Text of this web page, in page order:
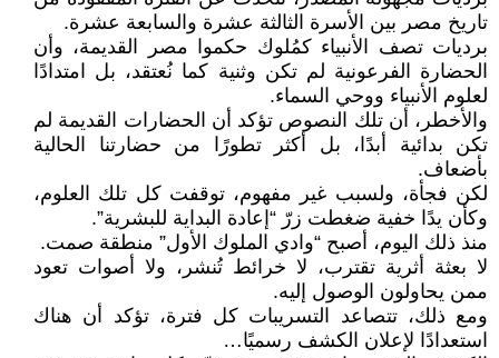
تاريخ مصر بين الأسرة الثالثة عشرة والسابعة عشرة.
برديات تصف الأنبياء كمُلوك حكموا مصر القديمة، وأن
الحضارة الفرعونية لم تكن وثنية كما نُعتقد، بل امتدادًا
لعلوم الأنبياء ووحي السماء.
والأخطر، أن تلك النصوص تؤكد أن الحضارات القديمة لم
تكن بدائية أبدًا، بل أكثر تطورًا من حضارتنا الحالية
بأضعاف.
لكن فجأة، ولسبب غير مفهوم، توقفت كل تلك العلوم،
وكأن يدًا خفية ضغطت زرّ “إعادة البداية للبشرية”.
منذ ذلك اليوم، أصبح “وادي الملوك الأول” منطقة صمت.
لا بعثة أثرية تقترب، لا خرائط تُنشر، ولا أصوات تعود
ممن يحاولون الوصول إليه.
ومع ذلك، تتصاعد التسريبات كل فترة، تؤكد أن هناك
استعدادًا لإعلان الكشف رسميًا…